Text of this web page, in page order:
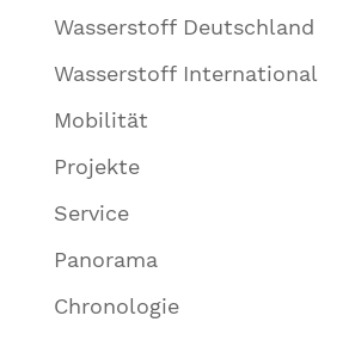
Wasserstoff Deutschland
Wasserstoff International
Mobilität
Projekte
Service
Panorama
Chronologie